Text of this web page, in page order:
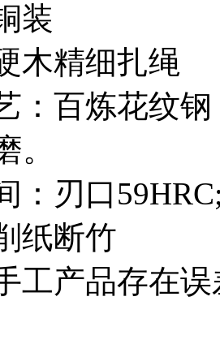
装
木精细扎绳
：百炼花纹
。
：刃口
纸断竹
工产品存在